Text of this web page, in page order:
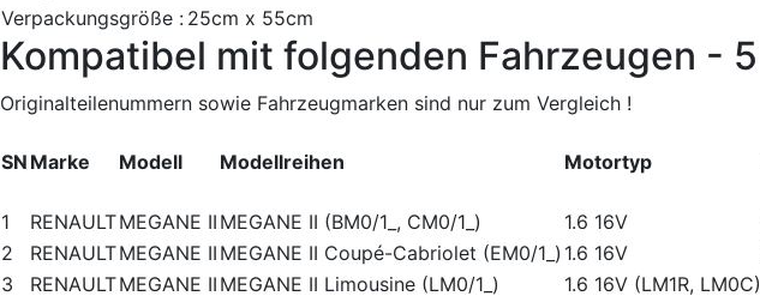
Verpackungsgröße : 25cm x 55cm
Kompatibel mit folgenden Fahrzeugen - 5
Originalteilenummern sowie Fahrzeugmarken sind nur zum Vergleich !
SN Marke Modell Modellreihen Motortyp
1 RENAULTMEGANE II MEGANE II (BM0/1_, CM0/1_) 1.6 16V
2
RENAULTMEGANE II MEGANE II Coupé-Cabriolet (EM0/1_) 1.6 16V
3
RENAULTMEGANE II MEGANE II Limousine (LM0/1_) 1.6 16V (LM1R, LM0C)